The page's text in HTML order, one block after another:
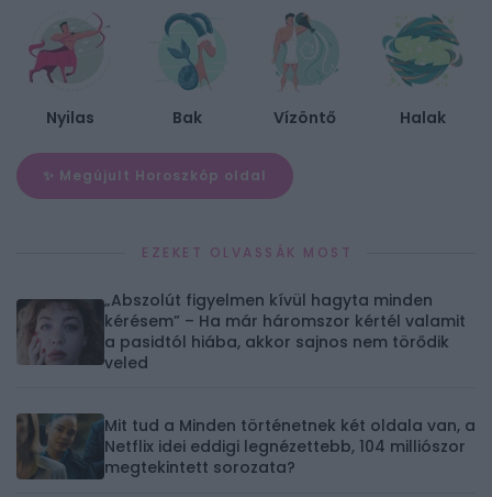
Nyilas Bak Vízöntő Halak
✨ Megújult Horoszkóp oldal
EZEKET OLVASSÁK MOST
„Abszolút figyelmen kívül hagyta minden
kérésem” – Ha már háromszor kértél valamit
a pasidtól hiába, akkor sajnos nem törődik
veled
Mit tud a Minden történetnek két oldala van, a
Netflix idei eddigi legnézettebb, 104 milliószor
megtekintett sorozata?